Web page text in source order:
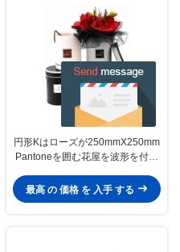
円形Kはローズが250mmX250mm
Pantoneを囲む花屋を波形を付け
最高 の 価格 を 入手 する